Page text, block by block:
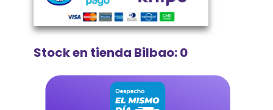
Stock en tienda Bilbao: 0